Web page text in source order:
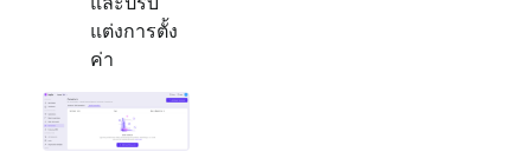
แต่งการตั้ง
ค่า